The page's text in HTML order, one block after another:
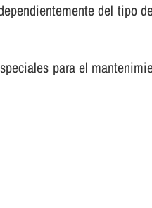
del tipo
para el